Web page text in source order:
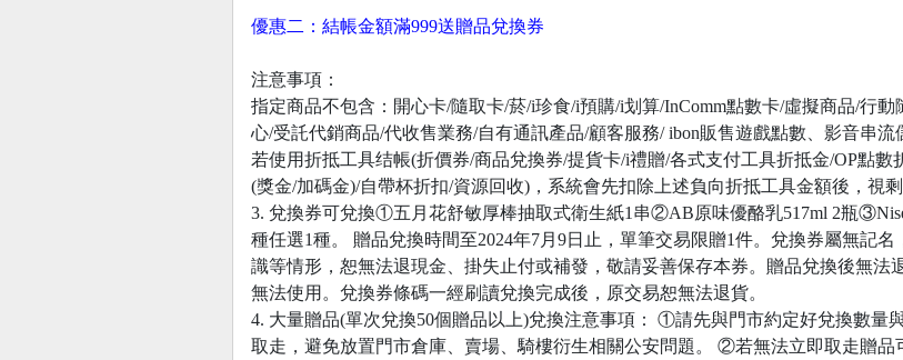
優惠二：結帳金額滿999送贈品兌換券
注意事項：
指定商品不包含：開心卡/隨取卡/菸/i珍食/i預購/i划算/InComm點數卡/虛擬商品/行
心/受託代銷商品/代收售業務/自有通訊產品/顧客服務/ ibon販售遊戲點數、影音串流
若使用折抵工具结帳(折價券/商品兌換券/提貨卡/i禮贈/各式支付工具折抵金/OP點
(獎金/加碼金)/自帶杯折扣/資源回收)，系統會先扣除上述負向折抵工具金額後，視
3. 兌換券可兌換①五月花舒敏厚棒抽取式衛生紙1串②AB原味優酪乳517ml 2瓶
種任選1種。 贈品兌換時間至2024年7月9日止，單筆交易限贈1件。兌換券屬無記
識等情形，恕無法退現金、掛失止付或補發，敬請妥善保存本券。贈品兌換後無法
無法使用。兌換券條碼一經刷讀兌換完成後，原交易恕無法退貨。
4. 大量贈品(單次兌換50個贈品以上)兌換注意事項： ①請先與門市約定好兌換數量
取走，避免放置門市倉庫、賣場、騎樓衍生相關公安問題。 ②若無法立即取走贈品